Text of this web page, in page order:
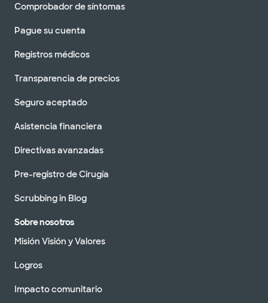
Comprobador de síntomas
Pague su cuenta
Registros médicos
Transparencia de precios
Seguro aceptado
Asistencia financiera
Directivas avanzadas
Pre-registro de Cirugía
Scrubbing in Blog
Sobre nosotros
Misión Visión y Valores
Logros
Impacto comunitario